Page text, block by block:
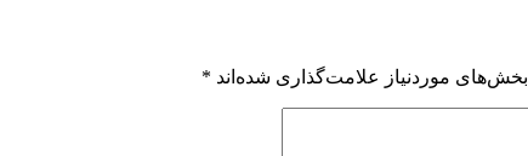
بخش‌های موردنیاز علامت‌گذاری شده‌اند *